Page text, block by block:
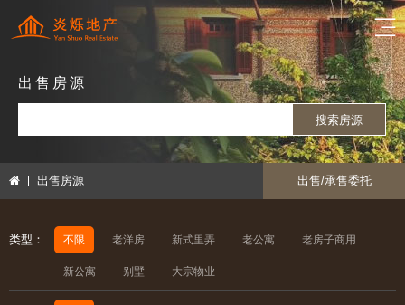
出售房源
搜索房源
出售房源 出售/承售委托
类型： 不限 老洋房 新式里弄 老公寓 老房子商用
新公寓 别墅 大宗物业